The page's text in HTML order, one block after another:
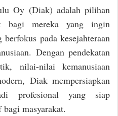
Oy (Diak) adalah pilihan
bagi mereka yang ingin
pada kesejahteraan
Dengan pendekatan
nilai-nilai kemanusiaan
Diak mempersiapkan
profesional yang siap
masyarakat.